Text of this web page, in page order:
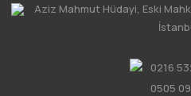
Aziz Mahmut Hüdayi, Eski
0216
0505